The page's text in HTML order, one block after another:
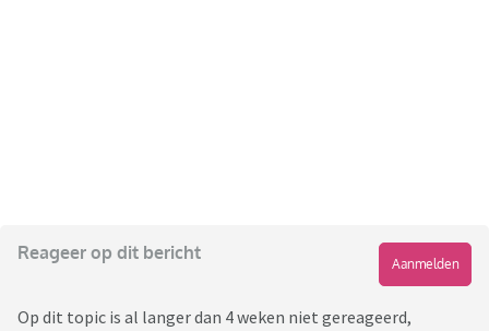
Reageer op dit bericht
Aanmelden
Op dit topic is al langer dan 4 weken niet gereageerd,